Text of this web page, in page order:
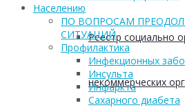
Реестр социально
некоммерческих
Населению
ПО ВОПРОСАМ
СИТУАЦИЙ
Профилактика
Инфекционных
Инсульта
Инфаркта
Сахарного диабета